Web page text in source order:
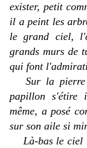
exister, petit
il a peint les
le grand ciel,
grands murs de
qui font
Sur la pierre
papillon s'étire
même, a posé
sur son aile si
Là-bas le ciel